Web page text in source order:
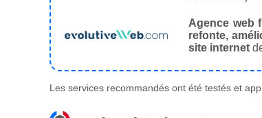
Agence web
refonte,
site internet
Les services recommandés ont été testés et